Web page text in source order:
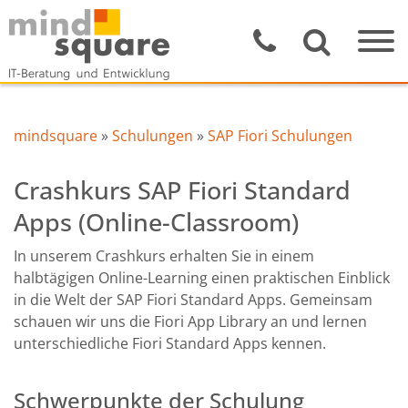
mindsquare»Schulungen »SAP Fiori Schulungen
Crashkurs SAP Fiori Standard
Apps (Online-Classroom)
In unserem Crashkurs erhalten Sie in einem
halbtägigen Online-Learning einen praktischen Einblick
in die Welt der SAP Fiori Standard Apps. Gemeinsam
schauen wir uns die Fiori App Library an und lernen
unterschiedliche Fiori Standard Apps kennen.
Schwerpunkte der Schulung